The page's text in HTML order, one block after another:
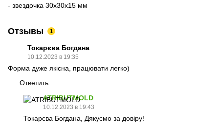
- звездочка 30х30х15 мм
Отзывы 1
Токарєва Богдана
10.12.2023 в 19:35
Форма дуже якісна, працювати легко)
Ответить
ATRIBUTMOLD
10.12.2023 в 19:43
Токарєва Богдана, Дякуємо за довіру!